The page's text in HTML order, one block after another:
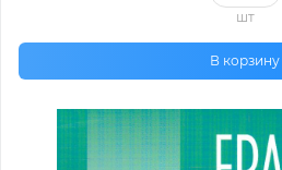
шт
В корзину